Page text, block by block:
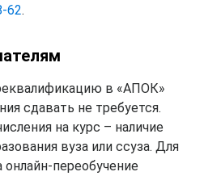
62.
в «АПОК»
сдавать не требуется.
на курс – наличие
вуза или ссуза. Для
онлайн-переобучение